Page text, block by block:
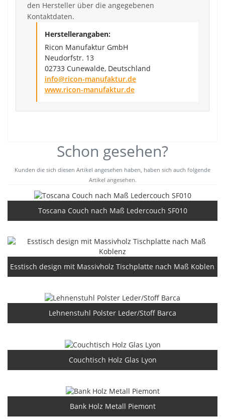
den Hersteller über die angegebenen
Kontaktdaten.
Herstellerangaben:
Ricon Manufaktur GmbH
Neudorfstr. 13
02733 Cunewalde, Deutschland
info@ricon-manufaktur.de
www.ricon-manufaktur.de
Schon gesehen?
Kunden die sich diesen Artikel angesehen haben, haben sich auch folgende
Artikel angesehen.
Toscana Couch nach Maß Ledercouch SF010
Esstisch design mit Massivholz Tischplatte nach Maß Koblenz
Lehnenstuhl Polster Leder/Stoff Barca
Couchtisch Holz Glas Lyon
Bank Holz Metall Piemont